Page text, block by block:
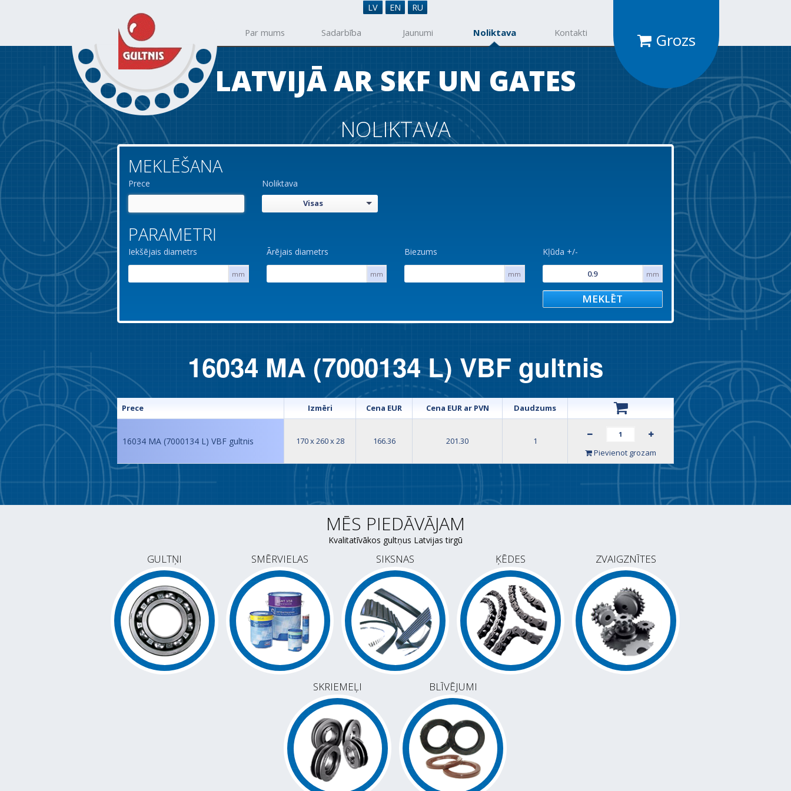
Grozs
LV EN RU
Par mums Sadarbība Jaunumi Noliktava Kontakti
LATVIJĀ AR SKF UN GATES
NOLIKTAVA
MEKLĒŠANA
Prece Noliktava
Visas
PARAMETRI
Iekšējais diametrs
mm
Ārējais diametrs
mm
Biezums
mm
Kļūda +/-
mm
MEKLĒT
16034 MA (7000134 L) VBF gultnis
Prece Izmēri Cena EUR Cena EUR ar PVN Daudzums
16034 MA (7000134 L) VBF gultnis 170 x 260 x 28 166.36 201.30
1
Pievienot grozam
MĒS PIEDĀVĀJAM
Kvalitatīvākos gultņus Latvijas tirgū
GULTŅI SMĒRVIELAS SIKSNAS ĶĒDES ZVAIGZNĪTES
SKRIEMEĻI BLĪVĒJUMI